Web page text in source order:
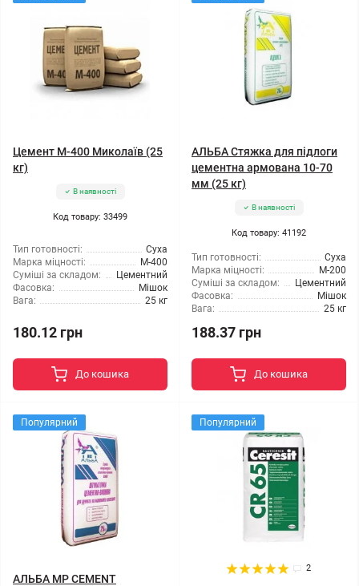
Цемент М-400 Миколаїв (25
кг)
В наявності
Код товару: 33499
Тип готовності:
Суха
Марка міцності:
М-400
Суміші за складом:
Цементний
Фасовка:
Мішок
Вага:
25 кг
180.12 грн
До кошика
АЛЬБА Стяжка для підлоги
цементна армована 10-70
мм (25 кг)
В наявності
Код товару: 41192
Тип готовності:
Суха
Марка міцності:
М-200
Суміші за складом:
Цементний
Фасовка:
Мішок
Вага:
25 кг
188.37 грн
До кошика
Популярний
АЛЬБА MP CEMENT
Популярний
2